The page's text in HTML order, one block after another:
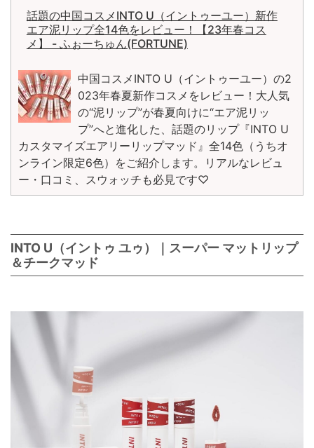
話題の中国コスメINTO U（イントゥーユー）新作
エア泥リップ全14色をレビュー！【23年春コス
メ】 - ふぉーちゅん(FORTUNE)
中国コスメINTO U（イントゥーユー）の2
023年春夏新作コスメをレビュー！大人気
の“泥リップ”が春夏向けに“エア泥リッ
プ”へと進化した、話題のリップ『INTO U
カスタマイズエアリーリップマッド』全14色（うちオ
ンライン限定6色）をご紹介します。リアルなレビュ
ー・口コミ、スウォッチも必見です♡
INTO U（イントゥ ユゥ）｜スーパー マットリップ
＆チークマッド